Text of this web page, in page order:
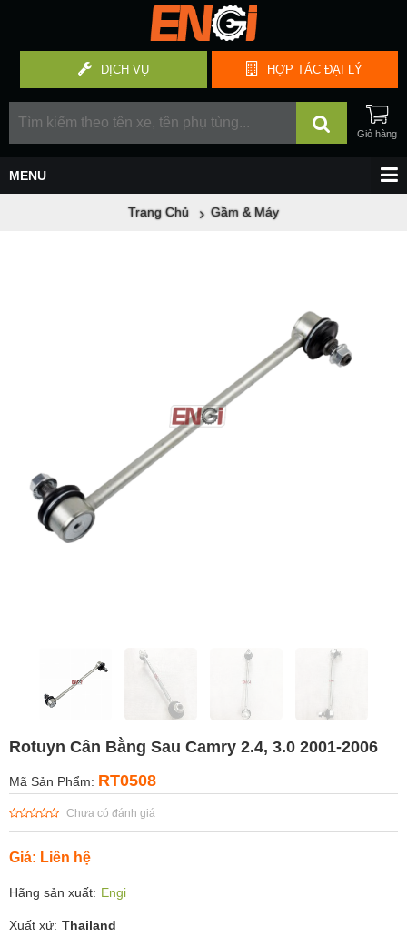
HỢP TÁC ĐẠI LÝ
DỊCH VỤ
Trang Chủ Gầm & Máy
Rotuyn Cân Bằng Sau Camry 2.4, 3.0 2001-2006
Mã Sản Phẩm: RT0508
Chưa có đánh giá
Giá: Liên hệ
Hãng sản xuất: Engi
Xuất xứ: Thailand